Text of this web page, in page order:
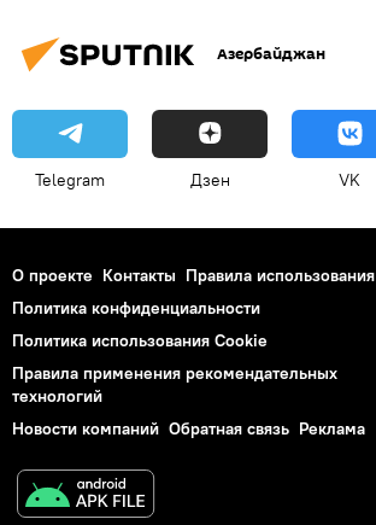
Азербайджан
Telegram Дзен VK
О проекте Контакты Правила использования
Политика конфиденциальности
Политика использования Cookie
Правила применения рекомендательных
технологий
Новости компаний Обратная связь Реклама